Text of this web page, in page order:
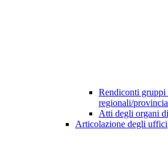
Rendiconti gruppi
regionali/
Atti degli organi
Articolazione degli uffici